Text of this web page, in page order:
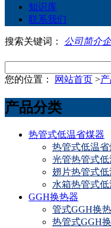
知识库
联系我们
搜索关键词： 公司简介
您的位置： 网站首页 >
产品分类
热管式低温省煤器
热管式低温省
光管热管式
翅片热管式
水箱热管式
GGH换热器
管式GGH换
热管式GGH